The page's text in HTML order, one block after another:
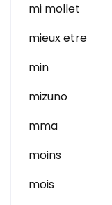
mi mollet
mieux etre
min
mizuno
mma
moins
mois